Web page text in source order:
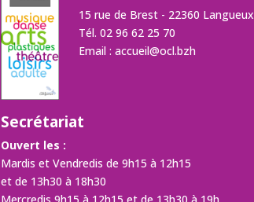
15 rue de Brest - 22360 Langueux
Tél. 02 96 62 25 70
Email : accueil@ocl.bzh
Secrétariat
Ouvert les :
Mardis et Vendredis de 9h15 à 12h15
et de 13h30 à 18h30